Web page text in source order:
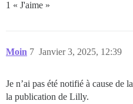
1 « J'aime »
Moin Janvier 3, 2025, 12:39
7
Je n’ai pas été notifié à cause de la
la publication de Lilly.